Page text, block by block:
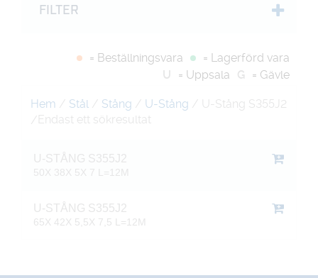
FILTER
= Beställningsvara
= Lagerförd vara
U
= Uppsala G = Gävle
Hem / Stål / Stång / U-Stång / U-Stång S355J2
/ Endast ett sökresultat
U-STÅNG S355J2
50X 38X 5X 7 L=12M
U-STÅNG S355J2
65X 42X 5,5X 7,5 L=12M